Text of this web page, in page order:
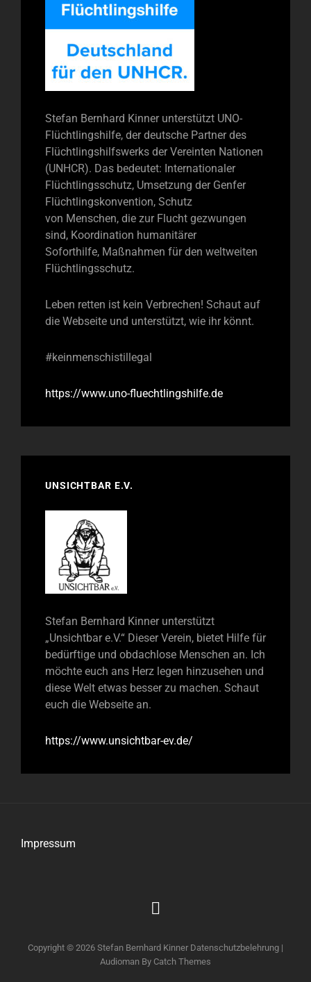
Stefan Bernhard Kinner unterstützt UNO-
Flüchtlingshilfe, der deutsche Partner des
Flüchtlingshilfswerks der Vereinten Nationen
(UNHCR). Das bedeutet: Internationaler
Flüchtlingsschutz, Umsetzung der Genfer
Flüchtlingskonvention, Schutz
von Menschen, die zur Flucht gezwungen
sind, Koordination humanitärer
Soforthilfe, Maßnahmen für den weltweiten
Flüchtlingsschutz.
Leben retten ist kein Verbrechen! Schaut auf
die Webseite und unterstützt, wie ihr könnt.
#keinmenschistillegal
https://www.uno-fluechtlingshilfe.de
UNSICHTBAR E.V.
Stefan Bernhard Kinner unterstützt
„Unsichtbar e.V.“ Dieser Verein, bietet Hilfe für
bedürftige und obdachlose Menschen an. Ich
möchte euch ans Herz legen hinzusehen und
diese Welt etwas besser zu machen. Schaut
euch die Webseite an.
https://www.unsichtbar-ev.de/
Impressum
Copyright © 2026 Stefan Bernhard Kinner Datenschutzbelehrung |
Audioman By Catch Themes